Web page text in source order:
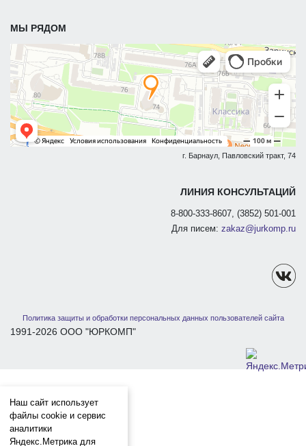
МЫ РЯДОМ
г. Барнаул, Павловский тракт, 74
ЛИНИЯ КОНСУЛЬТАЦИЙ
8-800-333-8607, (3852) 501-001
Для писем: zakaz@jurkomp.ru
Политика защиты и обработки персональных данных пользователей сайта
1991-2026 ООО "ЮРКОМП"
Наш сайт использует
файлы cookie и сервис
аналитики
Яндекс.Метрика для